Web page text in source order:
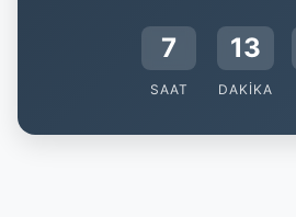
7
SAAT
13
DAKIKA